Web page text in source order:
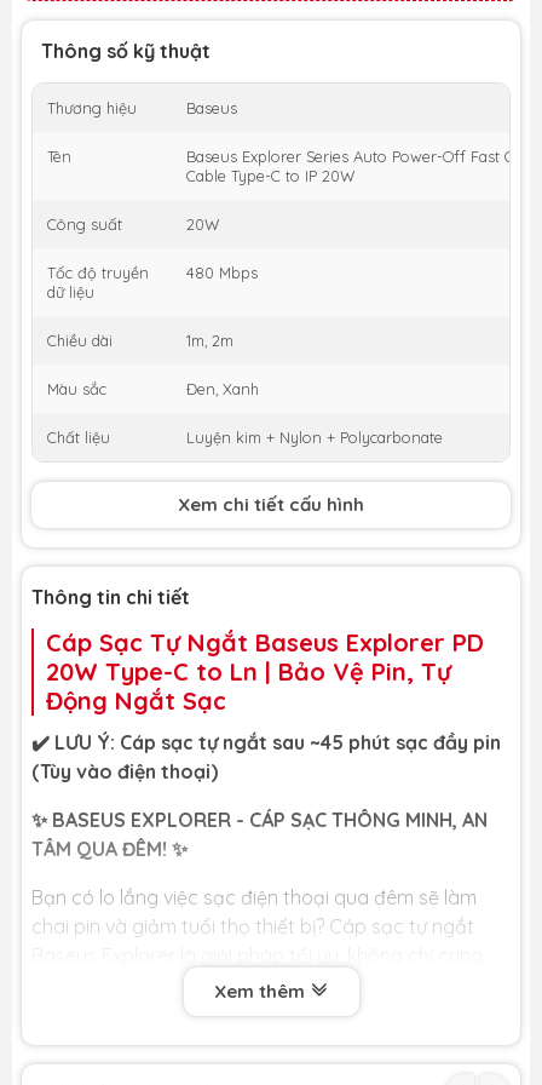
Thông số kỹ thuật
Thương hiệu Baseus
Tên
Baseus Explorer Series Auto Power-Off Fast
Cable Type-C to IP 20W
Công suất 20W
Tốc độ truyền
dữ liệu
480 Mbps
Chiều dài 1m, 2m
Màu sắc Đen, Xanh
Chất liệu Luyện kim + Nylon + Polycarbonate
Xem chi tiết cấu hình
Thông tin chi tiết
Cáp Sạc Tự Ngắt Baseus Explorer PD
20W Type-C to Ln | Bảo Vệ Pin, Tự
Động Ngắt Sạc
✔️ LƯU Ý: Cáp sạc tự ngắt sau ~45 phút sạc đầy pin
(Tùy vào điện thoại)
✨ BASEUS EXPLORER - CÁP SẠC THÔNG MINH, AN
TÂM QUA ĐÊM! ✨
Bạn có lo lắng việc sạc điện thoại qua đêm sẽ làm
chai pin và giảm tuổi thọ thiết bị? Cáp sạc tự ngắt
cấp tốc độ sạc nhanh mà còn tự động bảo vệ viên
pin của bạn, mang lại sự an tâm tuyệt đối.
🏆 LỢI ÍCH CỐT LÕI DÀNH CHO BẠN 🏆
Xem thêm